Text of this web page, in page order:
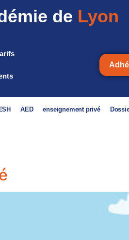
de Lyon
AED enseignement privé